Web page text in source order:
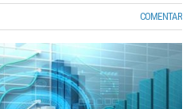
COMENTAR